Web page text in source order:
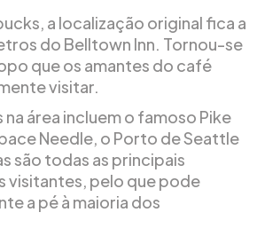
a localização original fica a
do Belltown Inn. Tornou-se
que os amantes do café
visitar.
área incluem o famoso Pike
Needle, o Porto de Seattle
são todas as principais
visitantes, pelo que pode
a pé à maioria dos